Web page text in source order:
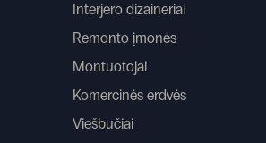
Interjero dizaineriai
Remonto įmonės
Montuotojai
Komercinės erdvės
Viešbučiai